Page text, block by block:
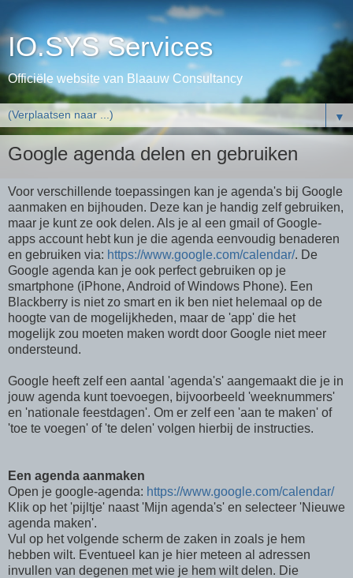
IO.SYS Services
Officiële website van Blaauw Consultancy
▼
Google agenda delen en gebruiken
Voor verschillende toepassingen kan je agenda's bij Google
aanmaken en bijhouden. Deze kan je handig zelf gebruiken,
maar je kunt ze ook delen. Als je al een gmail of Google-
apps account hebt kun je die agenda eenvoudig benaderen
en gebruiken via: https://www.google.com/calendar/. De
Google agenda kan je ook perfect gebruiken op je
smartphone (iPhone, Android of Windows Phone). Een
Blackberry is niet zo smart en ik ben niet helemaal op de
hoogte van de mogelijkheden, maar de 'app' die het
mogelijk zou moeten maken wordt door Google niet meer
ondersteund.
Google heeft zelf een aantal 'agenda's' aangemaakt die je in
jouw agenda kunt toevoegen, bijvoorbeeld 'weeknummers'
en 'nationale feestdagen'. Om er zelf een 'aan te maken' of
'toe te voegen' of 'te delen' volgen hierbij de instructies.
Een agenda aanmaken
Open je google-agenda: https://www.google.com/calendar/
Klik op het 'pijltje' naast 'Mijn agenda's' en selecteer 'Nieuwe
agenda maken'.
Vul op het volgende scherm de zaken in zoals je hem
hebben wilt. Eventueel kan je hier meteen al adressen
invullen van degenen met wie je hem wilt delen. Die